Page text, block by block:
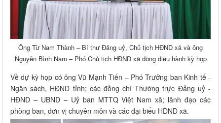
Ông Từ Nam Thành – Bí thư Đảng uỷ, Chủ tịch HĐND xã và ông
Nguyễn Bình Nam – Phó Chủ tịch HĐND xã đồng điều hành kỳ họp
Về dự kỳ họp có ông Vũ Mạnh Tiến – Phó Trưởng ban Kinh tế -
Ngân sách, HĐND tỉnh; các đồng chí Thường trực Đảng uỷ -
HĐND – UBND – Uỷ ban MTTQ Việt Nam xã; lãnh đạo các
phòng ban, đơn vị chuyên môn và các đại biểu HĐND xã.